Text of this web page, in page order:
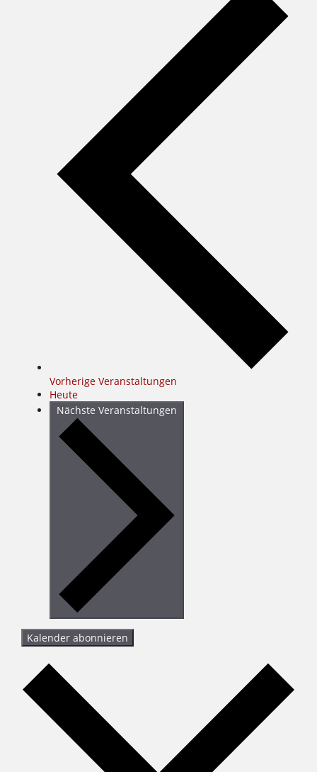
Vorherige Veranstaltungen
Heute
Nächste Veranstaltungen
Kalender abonnieren